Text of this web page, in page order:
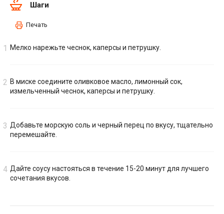
Шаги
Печать
Мелко нарежьте чеснок, каперсы и петрушку.
В миске соедините оливковое масло, лимонный сок,
измельченный чеснок, каперсы и петрушку.
Добавьте морскую соль и черный перец по вкусу, тщательно
перемешайте.
Дайте соусу настояться в течение 15-20 минут для лучшего
сочетания вкусов.